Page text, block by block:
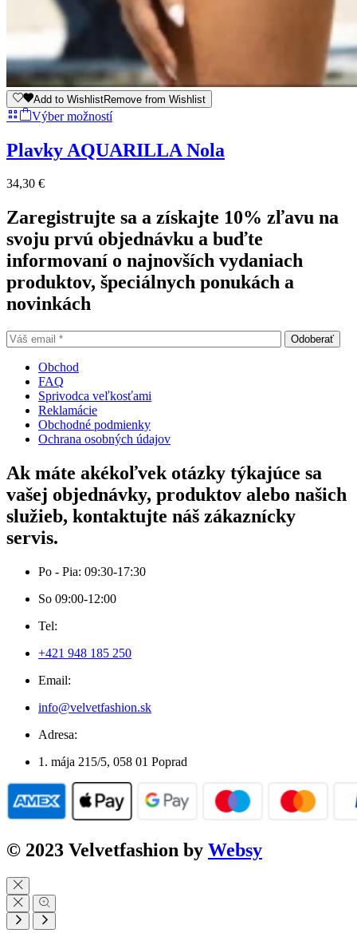
Add to WishlistRemove from Wishlist
Výber možnostíThis
has
multiple
may
be
chosen
on
product
Plavky AQUARILLA Nola
34,30 €
Zaregistrujte sa a získajte 10% zľavu na
svoju prvú objednávku a buďte
informovaní o najnovších vydaniach
produktov, špeciálnych ponukách a
novinkách
Obchod
FAQ
Sprivodca veľkosťami
Reklamácie
Obchodné podmienky
Ochrana osobných údajov
Ak máte akékoľvek otázky týkajúce sa
vašej objednávky, produktov alebo našich
služieb, kontaktujte náš zákaznícky
servis.
Po - Pia: 09:30-17:30
So 09:00-12:00
Tel:
+421 948 185 250
Email:
info@velvetfashion.sk
Adresa:
1. mája 215/5, 058 01 Poprad
© 2023 Velvetfashion by Websy